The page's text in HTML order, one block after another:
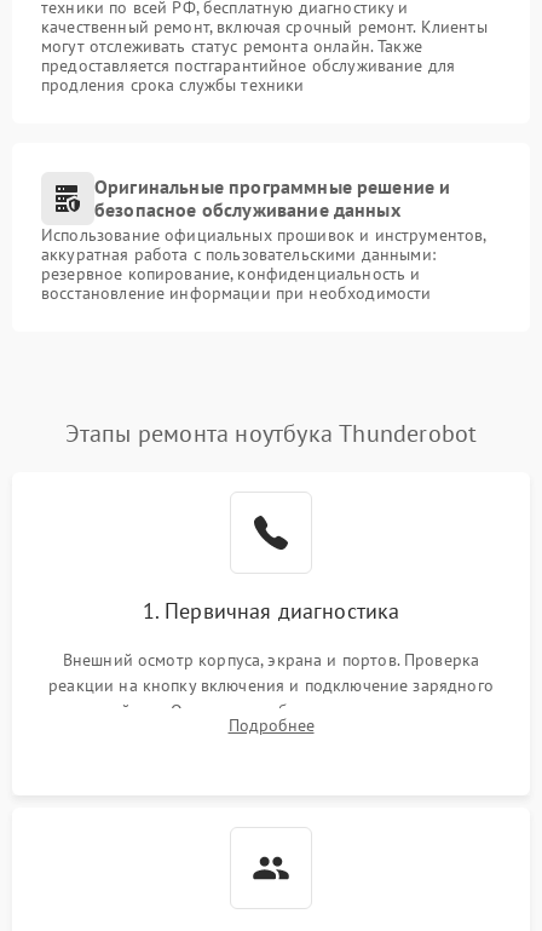
техники по всей РФ, бесплатную диагностику и
качественный ремонт, включая срочный ремонт. Клиенты
могут отслеживать статус ремонта онлайн. Также
предоставляется постгарантийное обслуживание для
продления срока службы техники
Оригинальные программные решение и
безопасное обслуживание данных
Использование официальных прошивок и инструментов,
аккуратная работа с пользовательскими данными:
резервное копирование, конфиденциальность и
восстановление информации при необходимости
Этапы ремонта ноутбука Thunderobot
1. Первичная диагностика
Внешний осмотр корпуса, экрана и портов. Проверка
реакции на кнопку включения и подключение зарядного
устройства. Оценка потребления тока с помощью
лабораторного блока питания для локализации проблемы.
Подробнее